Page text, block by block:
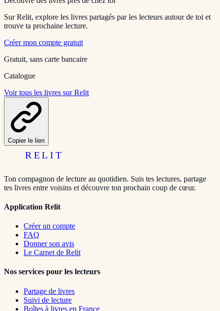
Sur Relit, explore les livres partagés par les lecteurs autour de toi et
trouve ta prochaine lecture.
Créer mon compte gratuit
Gratuit, sans carte bancaire
Catalogue
Voir tous les livres sur Relit
Copier le lien
RELIT
Ton compagnon de lecture au quotidien. Suis tes lectures, partage
tes livres entre voisins et découvre ton prochain coup de cœur.
Application Relit
Créer un compte
FAQ
Donner son avis
Le Carnet de Relit
Nos services pour les lecteurs
Partage de livres
Suivi de lecture
Boîtes à livres en France